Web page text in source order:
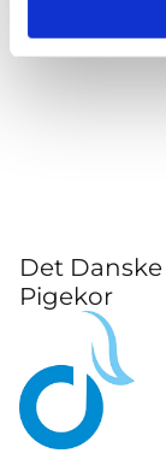
Det Danske
Pigekor